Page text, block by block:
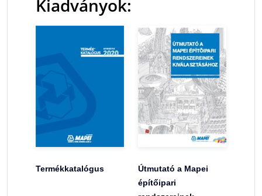
Kiadványok:
Termékkatalógus
Útmutató a Mapei
építőipari